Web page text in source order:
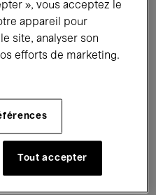
Performances
Jazz
», vous acceptez le
appareil pour
site, analyser son
efforts de marketing.
Tout accepter